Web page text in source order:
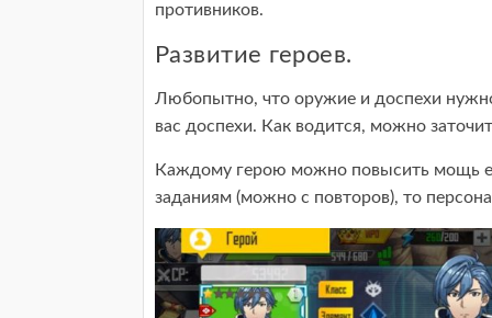
противников.
Развитие героев.
Любопытно, что оружие и доспехи
вас доспехи. Как водится, можно
Каждому герою можно повысить мощь
заданиям (можно с повторов), то